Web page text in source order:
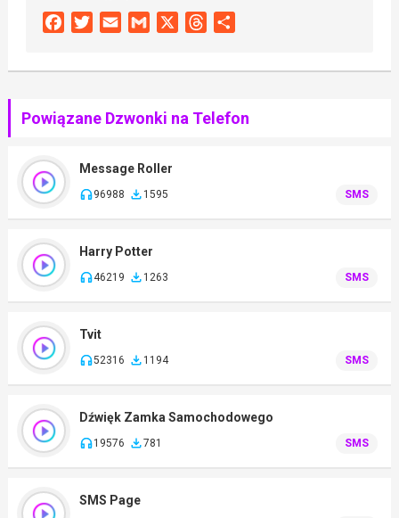
FacebookTwitterEmail Gmail Threads
Powiązane Dzwonki na Telefon
Message Roller
96988 1595 SMS
Harry Potter
46219 1263 SMS
Tvit
52316 1194 SMS
Dźwięk Zamka Samochodowego
19576 781 SMS
SMS Page